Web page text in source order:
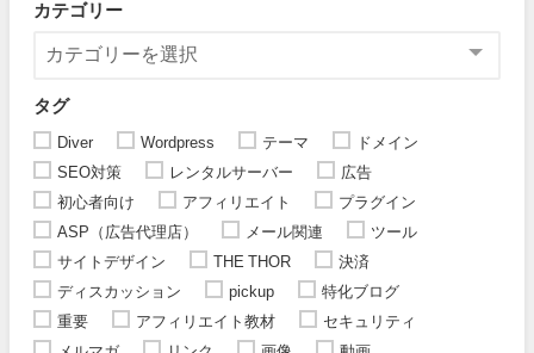
カテゴリー
タグ
Diver Wordpress テーマ
ドメイン
SEO対策
レンタルサーバー
広告
初心者向け
アフィリエイト
プラグイン
ASP（広告代理店）
メール関連
ツール
サイトデザイン
THE THOR
決済
ディスカッション
pickup
特化ブログ
重要
アフィリエイト教材
セキュリティ